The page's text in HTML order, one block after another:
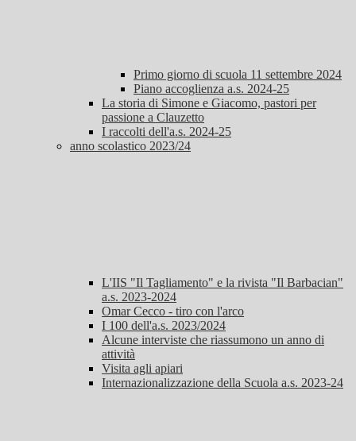
Primo giorno di scuola 11 settembre 2024
Piano accoglienza a.s. 2024-25
La storia di Simone e Giacomo, pastori per
passione a Clauzetto
I raccolti dell'a.s. 2024-25
anno scolastico 2023/24
L'IIS "Il Tagliamento" e la rivista "Il Barbacian"
a.s. 2023-2024
Omar Cecco - tiro con l'arco
I 100 dell'a.s. 2023/2024
Alcune interviste che riassumono un anno di
attività
Visita agli apiari
Internazionalizzazione della Scuola a.s. 2023-24